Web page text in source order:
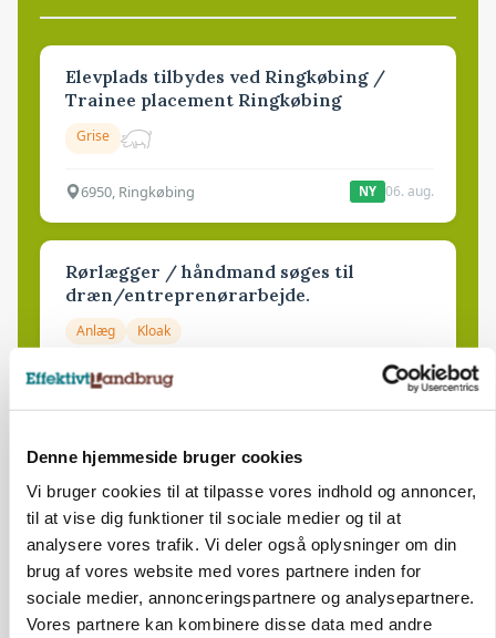
Denne hjemmeside bruger cookies
Vi bruger cookies til at tilpasse vores indhold og annoncer,
til at vise dig funktioner til sociale medier og til at
analysere vores trafik. Vi deler også oplysninger om din
brug af vores website med vores partnere inden for
sociale medier, annonceringspartnere og analysepartnere.
Vores partnere kan kombinere disse data med andre
Elevplads tilbydes ved Ringkøbing /
Trainee placement Ringkøbing
Grise
6950, Ringkøbing NY 06. aug.
Rørlægger / håndmand søges til
dræn/entreprenørarbejde.
Anlæg Kloak
4690, Haslev 06. aug.
Lastbilchauffør søges til Henrik Haves
Maskinstation
Godstransport
4700, Næstved 03. aug.